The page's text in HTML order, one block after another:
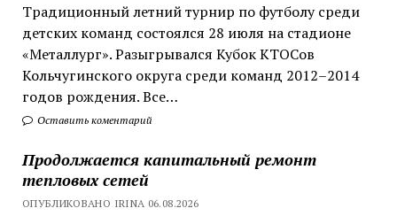
Традиционный летний турнир по футболу среди
детских команд состоялся 28 июля на стадионе
«Металлург». Разыгрывался Кубок КТОСов
Кольчугинского округа среди команд 2012–2014
годов рождения. Все…
Оставить коментарий
Продолжается капитальный ремонт
тепловых сетей
ОПУБЛИКОВАНО IRINA 06.08.2026